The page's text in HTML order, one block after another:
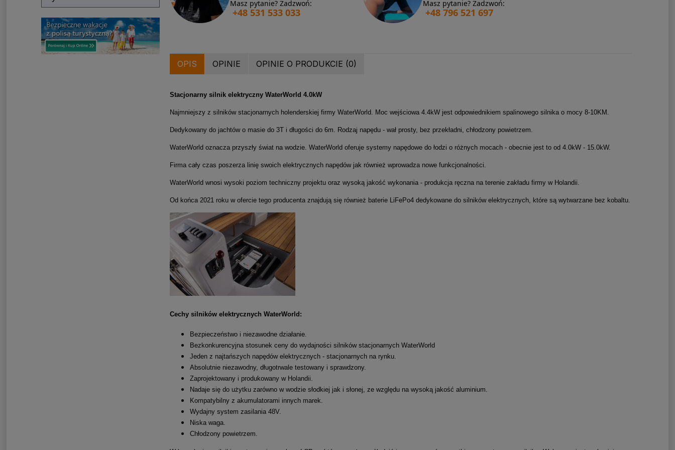
Masz pytanie? Zadzwoń:
+48 531 533 033
Masz pytanie? Zadzwoń:
+48 796 521 697
OPIS OPINIE OPINIE O PRODUKCIE (0)
Stacjonarny silnik elektryczny WaterWorld 4.0kW
Najmniejszy z silników stacjonarnych holenderskiej firmy WaterWorld. Moc wejściowa 4.4kW jest odpowiednikiem spalinowego silnika o mocy 8-10KM.
Dedykowany do jachtów o masie do 3T i długości do 6m. Rodzaj napędu - wał prosty, bez przekładni, chłodzony powietrzem.
WaterWorld oznacza przyszły świat na wodzie. WaterWorld oferuje systemy napędowe do łodzi o różnych mocach - obecnie jest to od 4.0kW - 15.0kW.
Firma cały czas poszerza linię swoich elektrycznych napędów jak również wprowadza nowe funkcjonalności.
WaterWorld wnosi wysoki poziom techniczny projektu oraz wysoką jakość wykonania - produkcja ręczna na terenie zakładu firmy w Holandii.
Od końca 2021 roku w ofercie tego producenta znajdują się również baterie LiFePo4 dedykowane do silników elektrycznych, które są wytwarzane bez kobaltu.
Cechy silników elektrycznych WaterWorld:
Bezpieczeństwo i niezawodne działanie.
Bezkonkurencyjna stosunek ceny do wydajności silników stacjonarnych WaterWorld
Jeden z najtańszych napędów elektrycznych - stacjonarnych na rynku.
Absolutnie niezawodny, długotrwale testowany i sprawdzony.
Zaprojektowany i produkowany w Holandii.
Nadaje się do użytku zarówno w wodzie słodkiej jak i słonej, ze względu na wysoką jakość aluminium.
Kompatybilny z akumulatorami innych marek.
Wydajny system zasilania 48V.
Niska waga.
Chłodzony powietrzem.